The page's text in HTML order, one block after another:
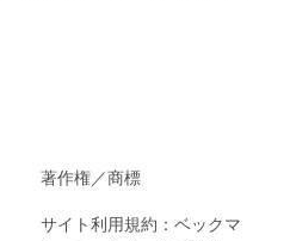
著作権／商標
サイト利用規約：ベックマ